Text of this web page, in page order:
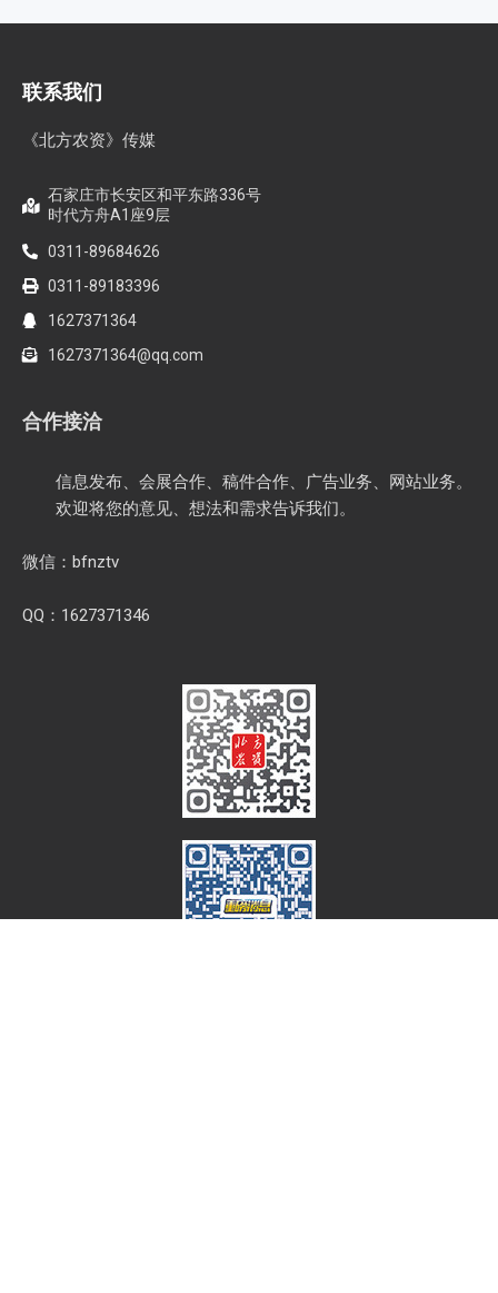
联系我们
《北方农资》传媒
石家庄市长安区和平东路336号
时代方舟A1座9层
0311-89684626
0311-89183396
1627371364
1627371364@qq.com
合作接洽
信息发布、会展合作、稿件合作、广告业务、网站业务。
欢迎将您的意见、想法和需求告诉我们。
微信：bfnztv
QQ：1627371346